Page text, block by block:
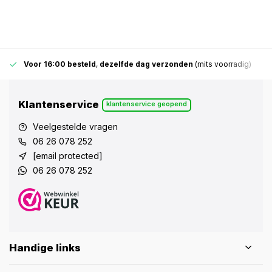
Voor 16:00 besteld, dezelfde dag verzonden (mits voorradig)
Klantenservice klantenservice geopend
Veelgestelde vragen
06 26 078 252
[email protected]
06 26 078 252
Handige links